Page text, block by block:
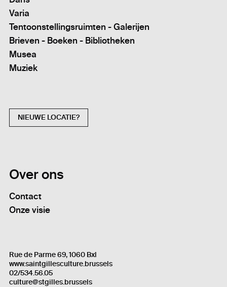
Varia
Tentoonstellingsruimten - Galerijen
Brieven - Boeken - Bibliotheken
Musea
Muziek
NIEUWE LOCATIE?
Over ons
Contact
Onze visie
Rue de Parme 69, 1060 Bxl
www.saintgillesculture.brussels
02/534.56.05
culture@stgilles.brussels